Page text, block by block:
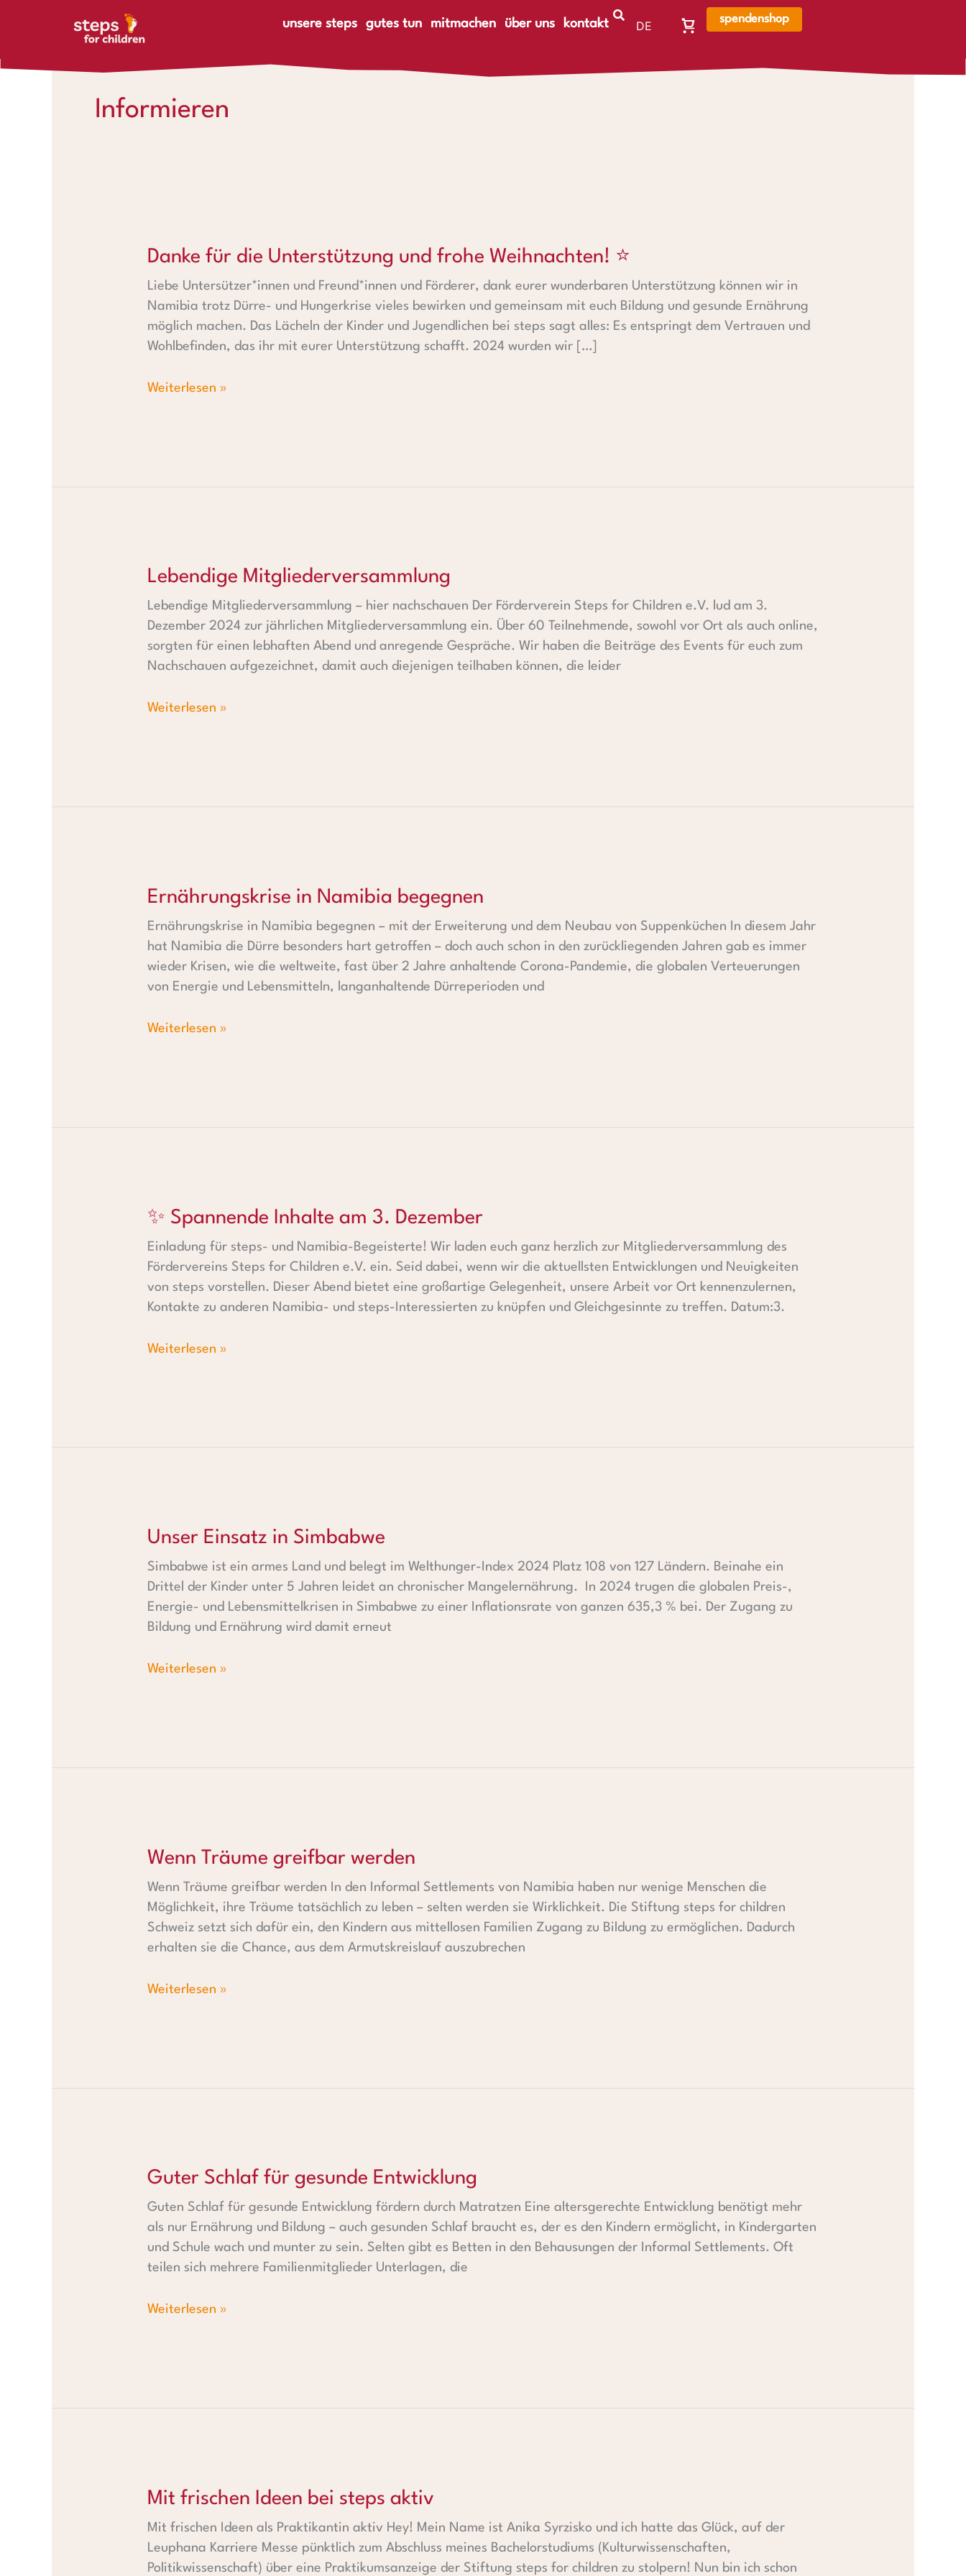
unsere steps
gutes tun mitmachen über uns kontakt
DE
Warenkorb,
ist
spendenshop
Informieren
Danke für die Unterstützung und frohe Weihnachten! ⭐
Liebe Untersützer*innen und Freund*innen und Förderer, dank eurer wunderbaren Unterstützung können wir in
Namibia trotz Dürre- und Hungerkrise vieles bewirken und gemeinsam mit euch Bildung und gesunde Ernährung
möglich machen. Das Lächeln der Kinder und Jugendlichen bei steps sagt alles: Es entspringt dem Vertrauen und
Wohlbefinden, das ihr mit eurer Unterstützung schafft. 2024 wurden wir […]
Danke für die Unterstützung und frohe Weihnachten! ⭐
Weiterlesen »
Lebendige Mitgliederversammlung
Lebendige Mitgliederversammlung – hier nachschauen Der Förderverein Steps for Children e.V. lud am 3.
Dezember 2024 zur jährlichen Mitgliederversammlung ein. Über 60 Teilnehmende, sowohl vor Ort als auch online,
sorgten für einen lebhaften Abend und anregende Gespräche. Wir haben die Beiträge des Events für euch zum
Nachschauen aufgezeichnet, damit auch diejenigen teilhaben können, die leider
Lebendige Mitgliederversammlung
Weiterlesen »
Ernährungskrise in Namibia begegnen
Ernährungskrise in Namibia begegnen – mit der Erweiterung und dem Neubau von Suppenküchen In diesem Jahr
hat Namibia die Dürre besonders hart getroffen – doch auch schon in den zurückliegenden Jahren gab es immer
wieder Krisen, wie die weltweite, fast über 2 Jahre anhaltende Corona-Pandemie, die globalen Verteuerungen
von Energie und Lebensmitteln, langanhaltende Dürreperioden und
Ernährungskrise in Namibia begegnen
Weiterlesen »
✨ Spannende Inhalte am 3. Dezember
Einladung für steps- und Namibia-Begeisterte! Wir laden euch ganz herzlich zur Mitgliederversammlung des
Fördervereins Steps for Children e.V. ein. Seid dabei, wenn wir die aktuellsten Entwicklungen und Neuigkeiten
von steps vorstellen. Dieser Abend bietet eine großartige Gelegenheit, unsere Arbeit vor Ort kennenzulernen,
Kontakte zu anderen Namibia- und steps-Interessierten zu knüpfen und Gleichgesinnte zu treffen. Datum:3.
✨ Spannende Inhalte am 3. Dezember
Weiterlesen »
Unser Einsatz in Simbabwe
Simbabwe ist ein armes Land und belegt im Welthunger-Index 2024 Platz 108 von 127 Ländern. Beinahe ein
Drittel der Kinder unter 5 Jahren leidet an chronischer Mangelernährung. In 2024 trugen die globalen Preis-,
Energie- und Lebensmittelkrisen in Simbabwe zu einer Inflationsrate von ganzen 635,3 % bei. Der Zugang zu
Bildung und Ernährung wird damit erneut
Unser Einsatz in Simbabwe
Weiterlesen »
Wenn Träume greifbar werden
Wenn Träume greifbar werden In den Informal Settlements von Namibia haben nur wenige Menschen die
Möglichkeit, ihre Träume tatsächlich zu leben – selten werden sie Wirklichkeit. Die Stiftung steps for children
Schweiz setzt sich dafür ein, den Kindern aus mittellosen Familien Zugang zu Bildung zu ermöglichen. Dadurch
erhalten sie die Chance, aus dem Armutskreislauf auszubrechen
Wenn Träume greifbar werden
Weiterlesen »
Guter Schlaf für gesunde Entwicklung
Guten Schlaf für gesunde Entwicklung fördern durch Matratzen Eine altersgerechte Entwicklung benötigt mehr
als nur Ernährung und Bildung – auch gesunden Schlaf braucht es, der es den Kindern ermöglicht, in Kindergarten
und Schule wach und munter zu sein. Selten gibt es Betten in den Behausungen der Informal Settlements. Oft
teilen sich mehrere Familienmitglieder Unterlagen, die
Guter Schlaf für gesunde Entwicklung
Weiterlesen »
Mit frischen Ideen bei steps aktiv
Mit frischen Ideen als Praktikantin aktiv Hey! Mein Name ist Anika Syrzisko und ich hatte das Glück, auf der
Leuphana Karriere Messe pünktlich zum Abschluss meines Bachelorstudiums (Kulturwissenschaften,
Politikwissenschaft) über eine Praktikumsanzeige der Stiftung steps for children zu stolpern! Nun bin ich schon
Mit frischen Ideen bei steps aktiv